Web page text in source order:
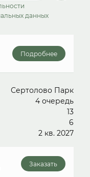
данных
Подробнее
Сертолово Парк
4 очередь
13
6
2 кв. 2027
Заказать